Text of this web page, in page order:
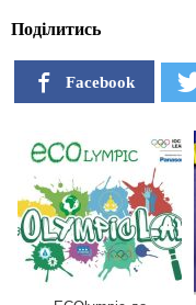
Поділитись
Facebook